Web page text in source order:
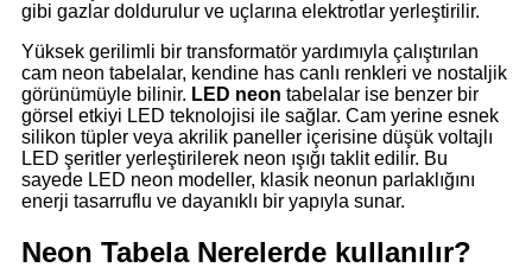
gibi gazlar doldurulur ve uçlarına elektrotlar yerleştirilir.
Yüksek gerilimli bir transformatör yardımıyla çalıştırılan
cam neon tabelalar, kendine has canlı renkleri ve nostaljik
görünümüyle bilinir. LED neon tabelalar ise benzer bir
görsel etkiyi LED teknolojisi ile sağlar. Cam yerine esnek
silikon tüpler veya akrilik paneller içerisine düşük voltajlı
LED şeritler yerleştirilerek neon ışığı taklit edilir. Bu
sayede LED neon modeller, klasik neonun parlaklığını
enerji tasarruflu ve dayanıklı bir yapıyla sunar.
Neon Tabela Nerelerde kullanılır?